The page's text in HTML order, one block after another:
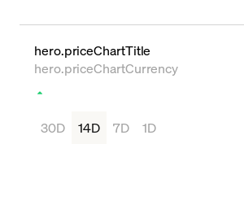
Crypto Prices
hero.priceChartTitle
hero.priceChartCurrency
30D 14D 7D 1D